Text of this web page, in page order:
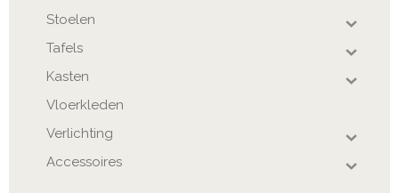
Stoelen
Tafels
Kasten
Vloerkleden
Verlichting
Accessoires